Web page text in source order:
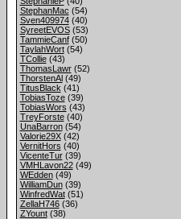
StephanMac (54)
Sven409974(40)
SyreetEVOS(53)
TammieCanf(50)
TaylahWort(54)
TCollie(43)
ThomasLawr(52)
ThorstenAl(49)
TitusBlack (41)
TobiasToze(39)
TobiasWors (43)
TreyForste(40)
UnaBarron(54)
Valorie29X(42)
VernitHors (40)
VicenteTur(39)
VMHLavon22(49)
WEdden(49)
WilliamDun(39)
WinfredWat(51)
ZellaH746(36)
ZYount(38)